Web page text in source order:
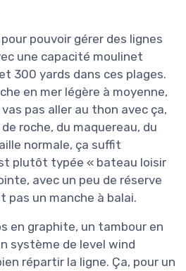
pouvoir gérer des lignes
une capacité moulinet
300 yards dans ces plages.
en mer légère à moyenne,
pas aller au thon avec ça,
roche, du maquereau, du
normale, ça suffit
plutôt typée « bateau loisir
avec un peu de réserve
pas un manche à balai.
en graphite, un tambour en
système de level wind
répartir la ligne. Ça, pour un